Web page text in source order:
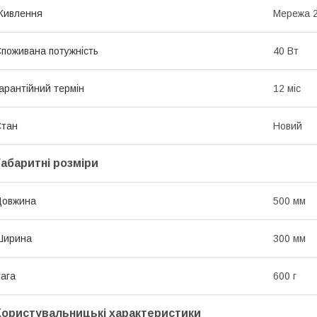
Мережа
потужність 40 Вт
термін 12 міс
Новий
розміри
500 мм
300 мм
600 г
характеристики